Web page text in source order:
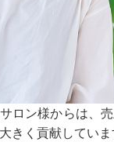
ロン様からは、
きく貢献していま